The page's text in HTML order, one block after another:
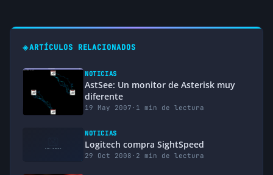
◈ARTÍCULOS RELACIONADOS
NOTICIAS
AstSee: Un monitor de Asterisk muy
diferente
19 May 2007 · 1 min de lectura
NOTICIAS
Logitech compra SightSpeed
29 Oct 2008 · 2 min de lectura